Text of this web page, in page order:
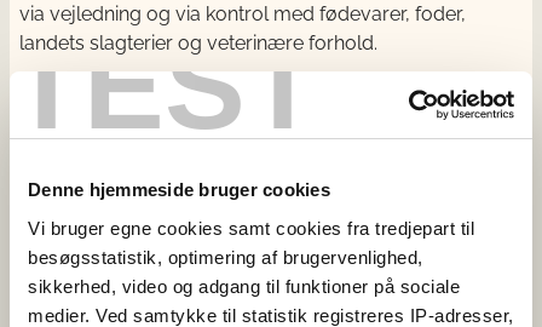
TEST
Denne hjemmeside bruger cookies
Vi bruger egne cookies samt cookies fra tredjepart til
besøgsstatistik, optimering af brugervenlighed,
sikkerhed, video og adgang til funktioner på sociale
medier. Ved samtykke til statistik registreres IP-adresser,
via vejledning og via kontrol med fødevarer, foder,
landets slagterier og veterinære forhold.
Stationsparken 31-33
2600 Glostrup
CVR: 62534516
EAN
Betaling til Fødevarestyrelsen